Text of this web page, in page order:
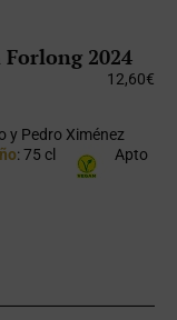
2024
12,60€
y Pedro Ximénez
: 75 cl Apto